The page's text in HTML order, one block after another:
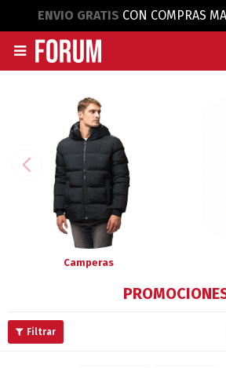
ENVIO GRATIS CON COMPRAS

Camperas